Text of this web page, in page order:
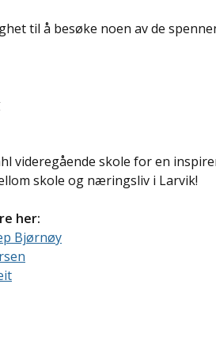
til å besøke noen av de
videregående skole for en
skole og næringsliv i Larvik!
her:
Bjørnøy